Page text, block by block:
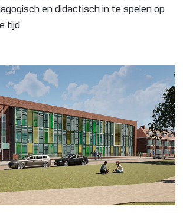
en didactisch in te spelen op
tijd.